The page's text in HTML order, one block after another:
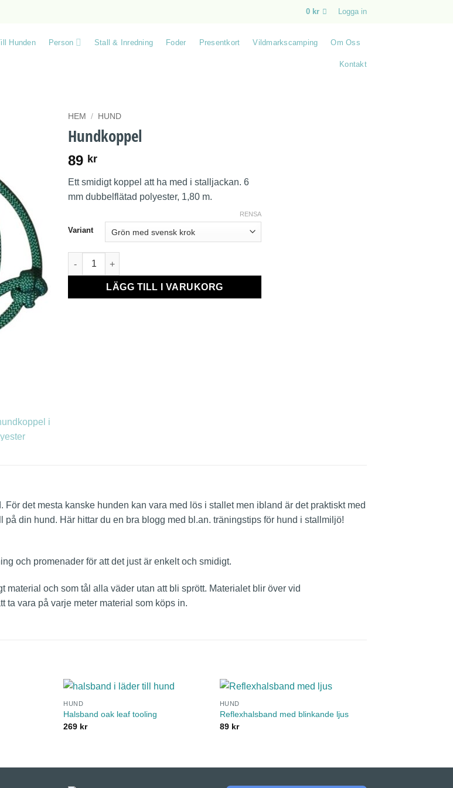
0 kr Logga in
Hunden Person Stall & Inredning Foder Presentkort Vildmarkscamping Om Oss
Kontakt
HEM / HUND
Hundkoppel
89 kr
Ett smidigt koppel att ha med i stalljackan. 6
mm dubbelflätad polyester, 1,80 m.
Variant
RENSA
Hundkoppel mängd
LÄGG TILL I VARUKORG
det mesta kanske hunden kan vara med lös i stallet men ibland är det praktiskt med
din hund. Här hittar du en bra blogg med bl.an. träningstips för hund i stallmiljö!
och promenader för att det just är enkelt och smidigt.
och som tål alla väder utan att bli sprött. Materialet blir över vid
ta vara på varje meter material som köps in.
HUND
Halsband oak leaf tooling
269 kr
HUND
Reflexhalsband med blinkande ljus
89 kr